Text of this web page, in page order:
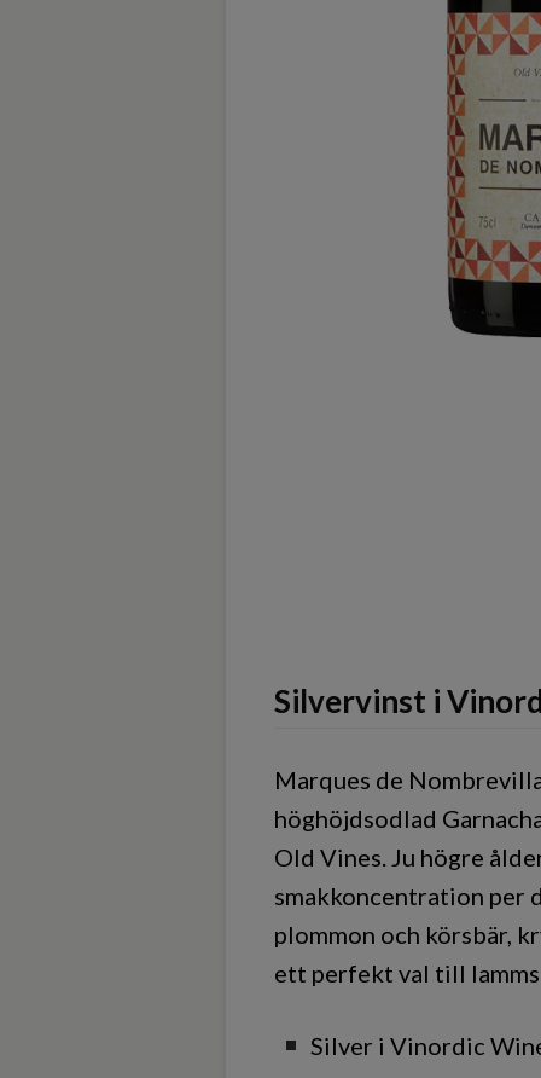
Silvervinst i
Marques de
höghöjdsodlad
Old Vines. Ju högre
smakkoncentration per
plommon och körsbär,
ett perfekt val till
Silver i Vinordic